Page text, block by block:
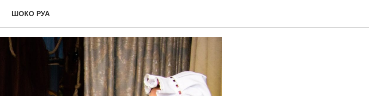
ШОКО РУА— Масленица! 🥳